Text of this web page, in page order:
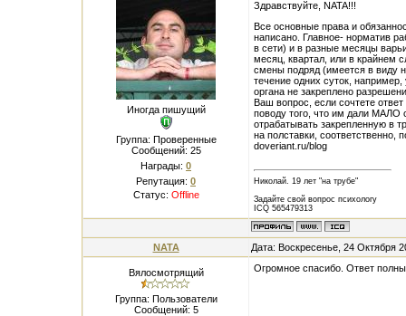
Иногда пишущий
Группа: Проверенные
Сообщений: 25
Награды: 0
Репутация: 0
Статус: Offline
Здравствуйте, NATA!!!
Все основные права и
написано. Главное- норматив
в сети) и в разные месяцы
месяц, квартал, или в крайнем
смены подряд (имеется в виду
течение одних суток,
органа не закреплено
Ваш вопрос, если сочтете
поводу того, что им дали МАЛО
отрабатывать закрепленную в
на полставки, соответственно,
doveriant.ru/blog
Николай. 19 лет "на трубе"
Задайте свой вопрос психологу
ICQ 565479313
NATA Дата: Воскресенье, 24 Октября
Вялосмотрящий
Группа: Пользователи
Сообщений: 5
Огромное спасибо. Ответ